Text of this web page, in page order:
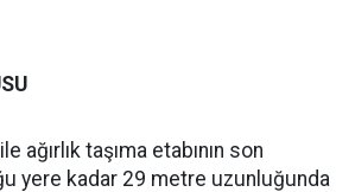
ağırlık taşıma etabının son
yere kadar 29 metre uzunluğunda